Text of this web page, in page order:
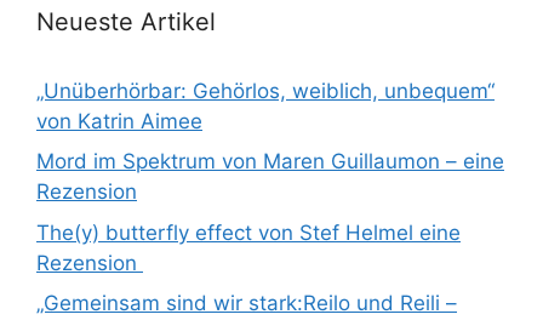
Neueste Artikel
„Unüberhörbar: Gehörlos, weiblich, unbequem“
von Katrin Aimee
Mord im Spektrum von Maren Guillaumon – eine
Rezension
The(y) butterfly effect von Stef Helmel eine
Rezension
„Gemeinsam sind wir stark:Reilo und Reili –